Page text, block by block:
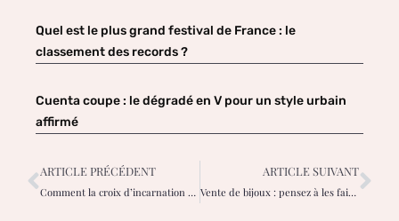
Quel est le plus grand festival de France : le
classement des records ?
Cuenta coupe : le dégradé en V pour un style urbain
affirmé
ARTICLE PRÉCÉDENT
Comment la croix d’incarnation du design humain influence la vie des femmes
ARTICLE SUIVANT
Vente de bijoux : pensez à les faire estimer